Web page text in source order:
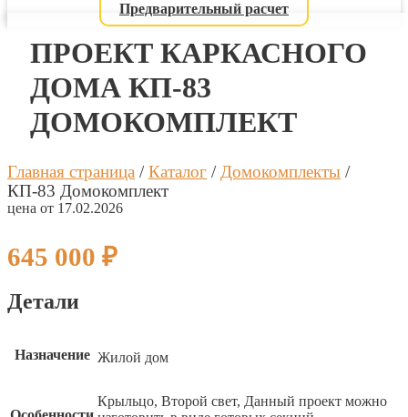
Предварительный расчет
ПРОЕКТ КАРКАСНОГО
ДОМА КП-83
ДОМОКОМПЛЕКТ
Главная страница / Каталог / Домокомплекты /
КП-83 Домокомплект
цена от 17.02.2026
645 000 ₽
Детали
Назначение Жилой дом
Крыльцо, Второй свет, Данный проект можно